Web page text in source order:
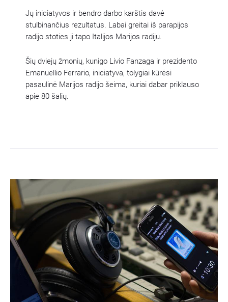
Jų iniciatyvos ir bendro darbo karštis davė
stulbinančius rezultatus. Labai greitai iš parapijos
radijo stoties ji tapo Italijos Marijos radiju.
Šių dviejų žmonių, kunigo Livio Fanzaga ir prezidento
Emanuellio Ferrario, iniciatyva, tolygiai kūrėsi
pasaulinė Marijos radijo šeima, kuriai dabar priklauso
apie 80 šalių.